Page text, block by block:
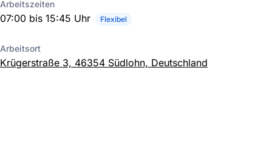
Arbeitszeiten
07:00 bis 15:45 Uhr Flexibel
Arbeitsort
Krügerstraße 3, 46354 Südlohn, Deutschland